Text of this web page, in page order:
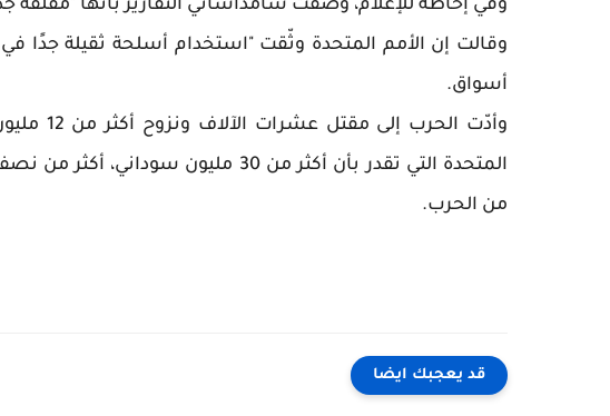
وفي إحاطة للإعلام، وصفت شامداساني التقارير بأنها "مقلقة
وقالت إن الأمم المتحدة وثّقت "استخدام أسلحة ثقيلة جدًا
أسواق.
وأدّت
من الحرب.
قد يعجبك ايضا